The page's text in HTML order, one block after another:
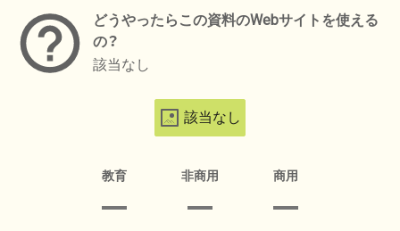
どうやったらこの資料のWebサイトを使える
の？
該当なし
該当なし
教育 非商用 商用